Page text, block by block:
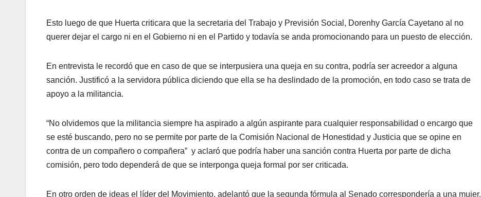
Esto luego de que Huerta criticara que la secretaria del Trabajo y Previsión Social, Dorenhy García Cayetano al no
querer dejar el cargo ni en el Gobierno ni en el Partido y todavía se anda promocionando para un puesto de elección.
En entrevista le recordó que en caso de que se interpusiera una queja en su contra, podría ser acreedor a alguna
sanción. Justificó a la servidora pública diciendo que ella se ha deslindado de la promoción, en todo caso se trata de
apoyo a la militancia.
“No olvidemos que la militancia siempre ha aspirado a algún aspirante para cualquier responsabilidad o encargo que
se esté buscando, pero no se permite por parte de la Comisión Nacional de Honestidad y Justicia que se opine en
contra de un compañero o compañera” y aclaró que podría haber una sanción contra Huerta por parte de dicha
comisión, pero todo dependerá de que se interponga queja formal por ser criticada.
En otro orden de ideas el líder del Movimiento, adelantó que la segunda fórmula al Senado correspondería a una mujer.